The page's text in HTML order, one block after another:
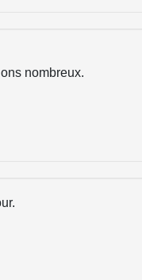
nombreux.